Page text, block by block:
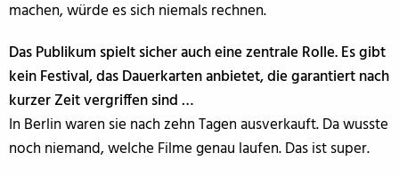
machen, würde es sich niemals rechnen.
Das Publikum spielt sicher auch eine zentrale Rolle. Es gibt
kein Festival, das Dauerkarten anbietet, die garantiert nach
kurzer Zeit vergriffen sind …
In Berlin waren sie nach zehn Tagen ausverkauft. Da wusste
noch niemand, welche Filme genau laufen. Das ist super.